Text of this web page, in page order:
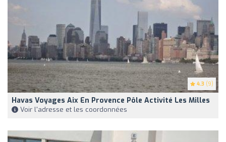
4.3 (9)
Havas Voyages Aix En Provence Pôle Activité Les Milles
Voir l'adresse et les coordonnées